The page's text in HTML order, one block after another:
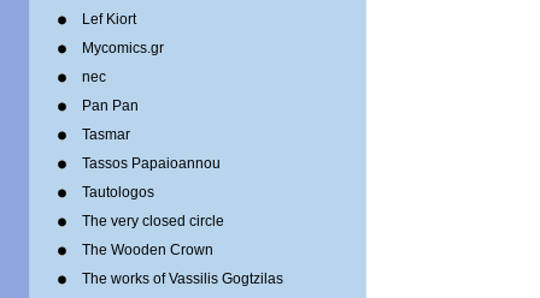
Lef Kiort
Mycomics.gr
nec
Pan Pan
Tasmar
Tassos Papaioannou
Tautologos
The very closed circle
The Wooden Crown
The works of Vassilis Gogtzilas